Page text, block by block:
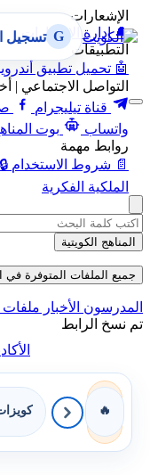
الإشعارات
🔔 إدارة الإشعارات
التطبيقات
🤖 تحميل تطبيق
التواصل الاجتماعي |
قناة تيليجرام
واتساب
بوت
روابط مهمة
📄 شروط الاستخدام 🔒
الملكية الفكرية
G تسجيل
المناهج الكويتية
جميع الملفات المتوفرة في
المدرسون الأخبار ملفات
تم نسخ الرابط
🔥